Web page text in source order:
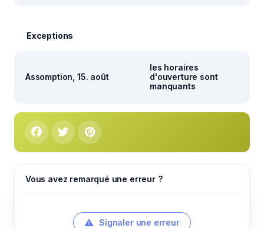
Exceptions
Assomption, 15. août
les horaires
d'ouverture sont
manquants
Vous avez remarqué une erreur ?
Signaler une erreur